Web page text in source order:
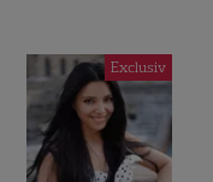
Exclusiv